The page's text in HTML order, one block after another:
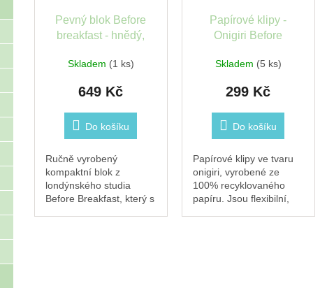
Pevný blok Before
breakfast - hnědý,
Skladem (1 ks)
649 Kč
Do košíku
Ručně vyrobený
kompaktní blok z
londýnského studia
Before Breakfast, který s
Papírové klipy -
Onigiri Before
Skladem (5 ks)
299 Kč
Do košíku
Papírové klipy ve tvaru
onigiri, vyrobené ze
100% recyklovaného
papíru. Jsou flexibilní,